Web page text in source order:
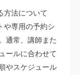
方法について
や専用の予約シ
通常、講師また
ールに合わせて
やスケジュール